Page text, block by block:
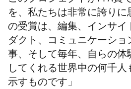
を、私たちは非常に誇りに
の受賞は、編集、インサイ
ダクト、コミュニケーショ
事、そして毎年、自らの体
してくれる世界中の何千人
示すものです」